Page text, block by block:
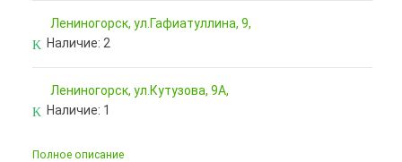
Лениногорск, ул.Гафиатуллина, 9,
Наличие: 2
Лениногорск, ул.Кутузова, 9А,
Наличие: 1
Полное описание